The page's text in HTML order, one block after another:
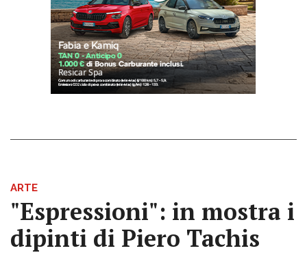
ARTE
"Espressioni": in mostra i
dipinti di Piero Tachis